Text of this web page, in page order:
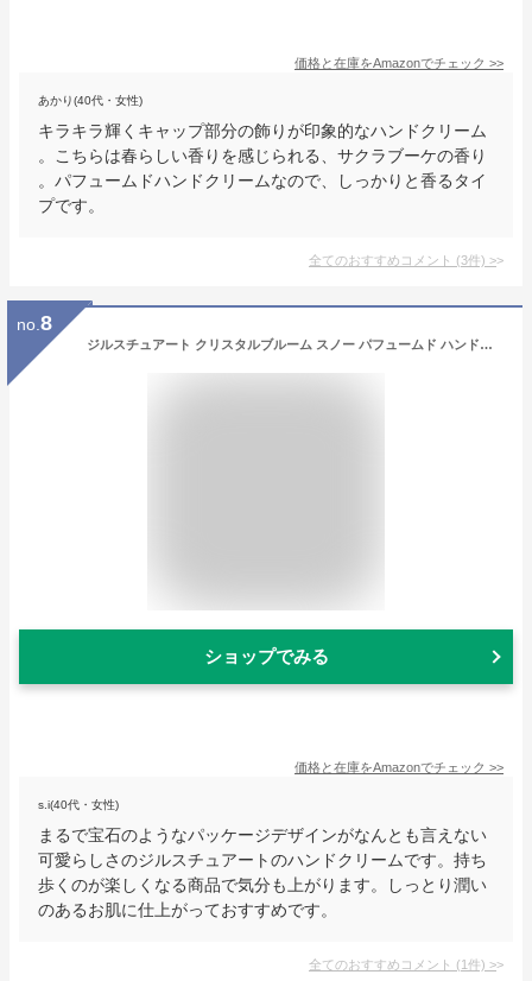
価格と在庫をAmazonでチェック >>
あかり(40代・女性)
キラキラ輝くキャップ部分の飾りが印象的なハンドクリーム
。こちらは春らしい香りを感じられる、サクラブーケの香り
。パフュームドハンドクリームなので、しっかりと香るタイ
プです。
全てのおすすめコメント (3件) >
no. 8
ジルスチュアート クリスタルブルーム スノー パフュームド ハンドクリーム 40g
ショップでみる
価格と在庫をAmazonでチェック >>
s.i(40代・女性)
まるで宝石のようなパッケージデザインがなんとも言えない
可愛らしさのジルスチュアートのハンドクリームです。持ち
歩くのが楽しくなる商品で気分も上がります。しっとり潤い
のあるお肌に仕上がっておすすめです。
全てのおすすめコメント (1件) >